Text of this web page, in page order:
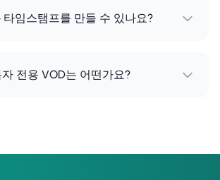
타임스탬프를 만들 수 있나요?
전용 VOD는 어떤가요?